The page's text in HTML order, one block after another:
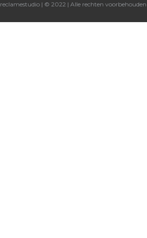
reclamestudio | © 2022 | Alle rechten voorbehouden